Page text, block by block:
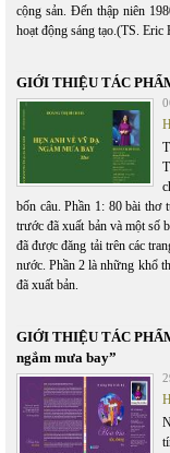
cộng sản. Đến thập niên
hoạt động sáng tạo.(TS. Eric
GIỚI THIỆU TÁC
bốn câu. Phần 1: 80 bài thơ
trước đã xuất bản và một số
đã được đăng tải trên các
nước. Phần 2 là những khổ
đã xuất bản.
GIỚI THIỆU TÁC
ngắm mưa bay”